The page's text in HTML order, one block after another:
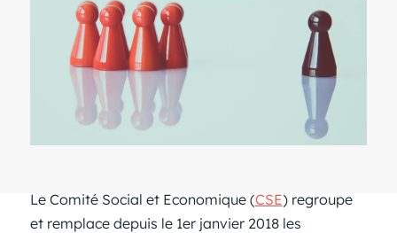
Le Comité Social et Economique (CSE) regroupe
et remplace depuis le 1er janvier 2018 les